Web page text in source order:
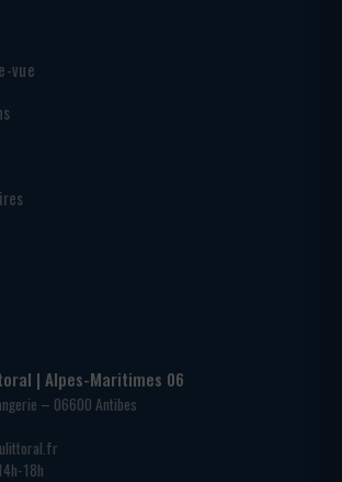
vue
| Alpes-Maritimes 06
– 06600 Antibes
18h